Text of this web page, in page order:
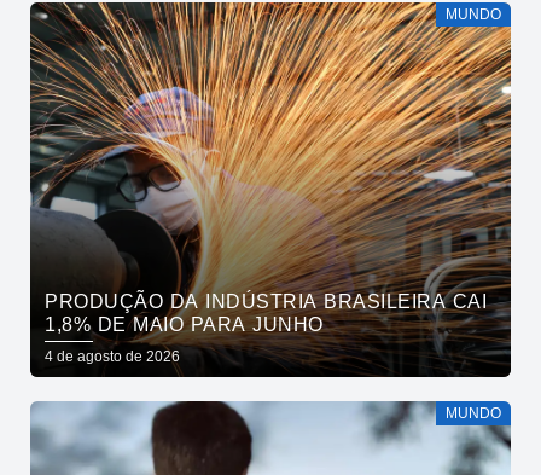
MUNDO
PRODUÇÃO DA INDÚSTRIA BRASILEIRA CAI
1,8% DE MAIO PARA JUNHO
4 de agosto de 2026
MUNDO